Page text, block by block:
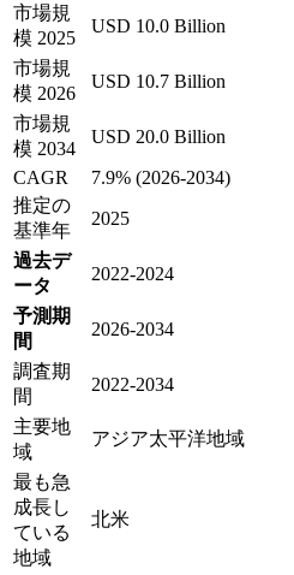
市場規
模 2025
USD 10.0 Billion
市場規
模 2026
USD 10.7 Billion
市場規
模 2034
USD 20.0 Billion
CAGR
7.9% (2026-2034)
推定の
基準年
2025
過去デ
ータ
2022-2024
予測期
間
2026-2034
調査期
間
2022-2034
主要地
域
アジア太平洋地域
最も急
成長し
ている
地域
北米